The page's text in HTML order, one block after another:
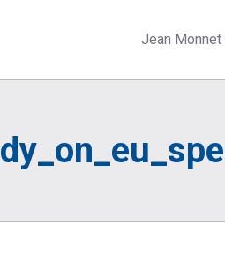
Jean Monnet